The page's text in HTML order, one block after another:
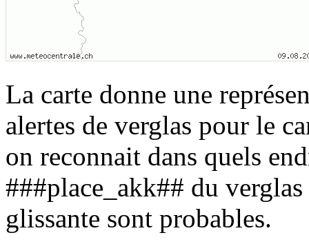
La carte donne une
alertes de verglas pour le
on reconnait dans quels
###place_akk## du verglas
glissante sont probables.